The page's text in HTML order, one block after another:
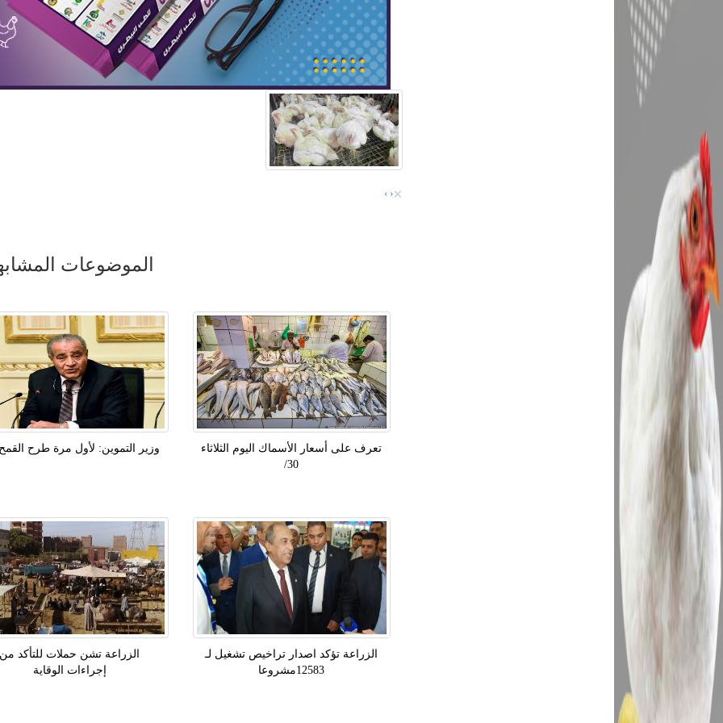
‹
› ×
الموضوعات
وزير التموين: لأول مرة طرح
تعرف على أسعار الأسماك اليوم الثلاثاء
30/
الزراعة تشن حملات للتأكد من
إجراءات الوقاية
الزراعة تؤكد اصدار تراخيص تشغيل لـ
12583مشروعا